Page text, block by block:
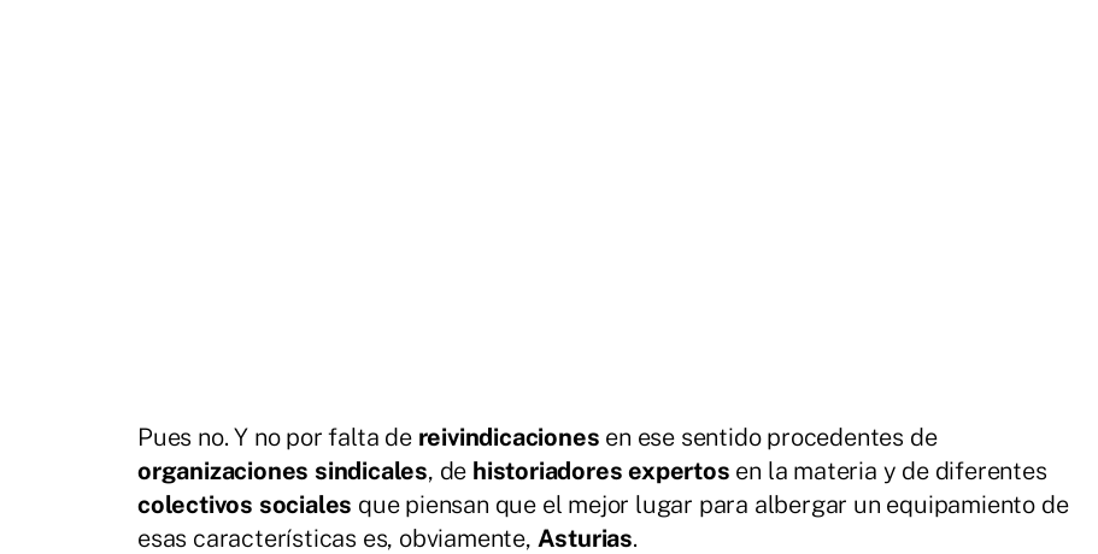
Pues no. Y no por falta de reivindicaciones en ese sentido procedentes de
organizaciones sindicales, de historiadores expertos en la materia y de diferentes
colectivos sociales que piensan que el mejor lugar para albergar un equipamiento de
esas características es, obviamente, Asturias.